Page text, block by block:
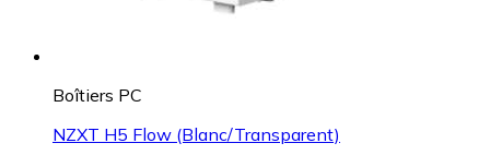
Boîtiers PC
NZXT H5 Flow (Blanc/Transparent)